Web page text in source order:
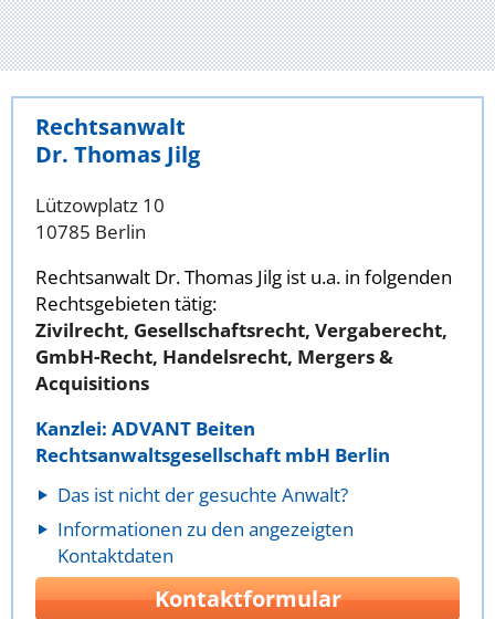
Rechtsanwalt
Dr. Thomas Jilg
Lützowplatz 10
10785 Berlin
Rechtsanwalt Dr. Thomas Jilg ist u.a. in folgenden
Rechtsgebieten tätig:
Zivilrecht, Gesellschaftsrecht, Vergaberecht,
GmbH-Recht, Handelsrecht, Mergers &
Acquisitions
Kanzlei: ADVANT Beiten
Rechtsanwaltsgesellschaft mbH Berlin
Das ist nicht der gesuchte Anwalt?
Informationen zu den angezeigten
Kontaktdaten
Kontaktformular